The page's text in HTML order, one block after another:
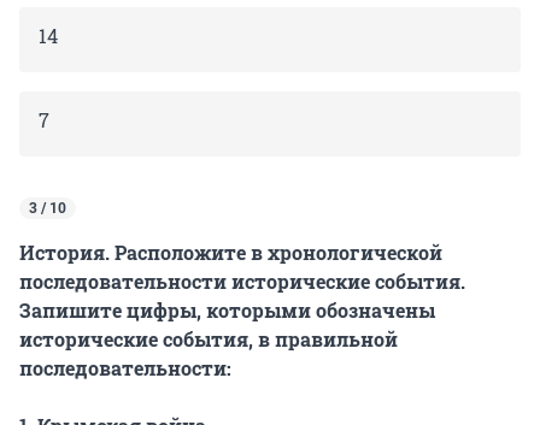
14
7
3 / 10
История. Расположите в хронологической
последовательности исторические события.
Запишите цифры, которыми обозначены
исторические события, в правильной
последовательности: